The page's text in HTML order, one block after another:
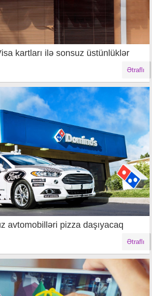
kartları ilə sonsuz üstünlüklər
Ətraflı
avtomobilləri pizza daşıyacaq
Ətraflı